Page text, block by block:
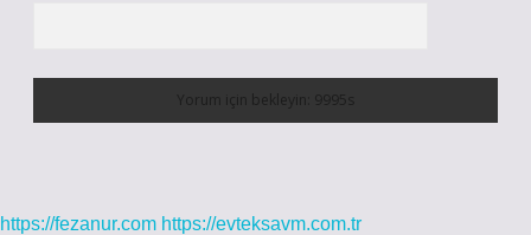
https://fezanur.com https://evteksavm.com.tr